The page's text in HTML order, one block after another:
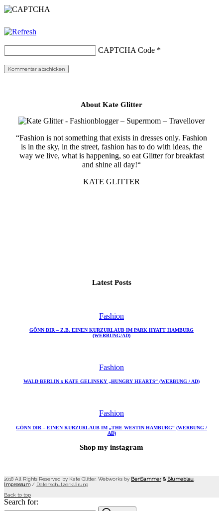
CAPTCHA Code *
About Kate Glitter
“Fashion is not something that exists in dresses only. Fashion
is in the sky, in the street, fashion has to do with ideas, the
way we live, what is happening, so eat Glitter for breakfast
and shine all day!“
KATE GLITTER
Latest Posts
Fashion
GÖNN DIR – Z.B. EINEN KURZURLAUB IM PARK HYATT HAMBURG
(WERBUNG/AD)
Fashion
WALD BERLIN x KATE GELINSKY „HUNGRY HEARTS“ (WERBUNG / AD)
Fashion
GÖNN DIR – EINEN KURZURLAUB IM „THE WESTIN HAMBURG“ (WERBUNG /
AD)
Shop my instagram
2018 All Rights Reserved by Kate Glitter. Webworks by BenSammer & Blumeblau
Impressum/ Datenschutzerklärung
Back to top
Search for: